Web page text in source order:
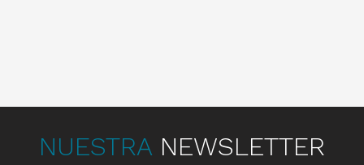
NUESTRA NEWSLETTER